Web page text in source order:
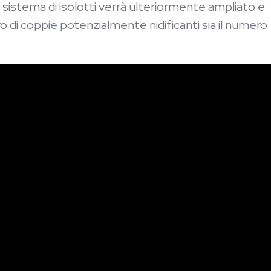
di isolotti verrà ulteriormente ampliato e
coppie potenzialmente nidificanti sia il numero